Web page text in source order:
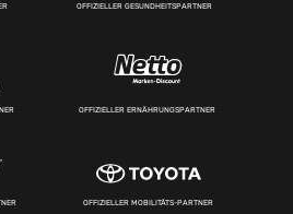
OFFIZIELLER GESUNDHEITSPARTNER
OFFIZIELLER ERNÄHRUNGSPARTNER
OFFIZIELLER MOBILITÄTS-PARTNER